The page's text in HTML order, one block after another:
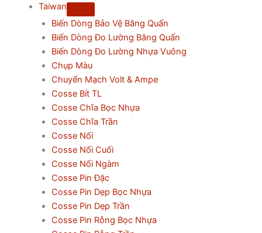
Taiwan
Biến Dòng Bảo Vệ Băng Quấn
Biến Dòng Đo Lường Băng Quấn
Biến Dòng Đo Lường Nhựa Vuông
Chụp Màu
Chuyển Mạch Volt & Ampe
Cosse Bít TL
Cosse Chĩa Bọc Nhựa
Cosse Chĩa Trần
Cosse Nối
Cosse Nối Cuối
Cosse Nối Ngàm
Cosse Pin Đặc
Cosse Pin Dẹp Bọc Nhựa
Cosse Pin Dẹp Trần
Cosse Pin Rỗng Bọc Nhựa